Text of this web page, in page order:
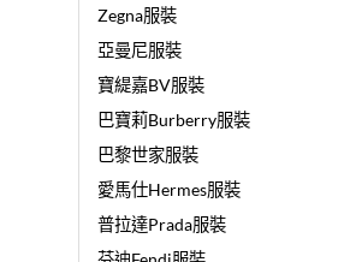
Zegna服裝
亞曼尼服裝
寶緹嘉BV服裝
巴寶莉Burberry服裝
巴黎世家服裝
愛馬仕Hermes服裝
普拉達Prada服裝